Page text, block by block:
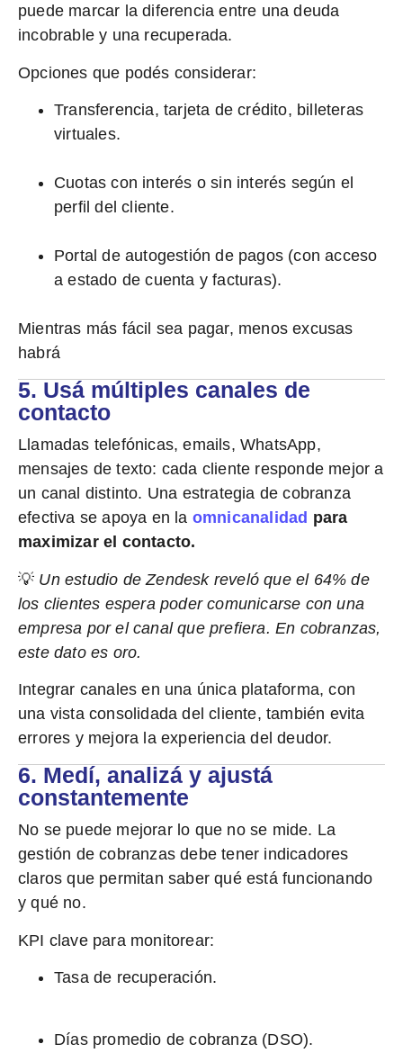
puede marcar la diferencia entre una deuda
incobrable y una recuperada.
Opciones que podés considerar:
Transferencia, tarjeta de crédito, billeteras
virtuales.
Cuotas con interés o sin interés según el
perfil del cliente.
Portal de autogestión de pagos (con acceso
a estado de cuenta y facturas).
Mientras más fácil sea pagar, menos excusas
habrá
5. Usá múltiples canales de
contacto
Llamadas telefónicas, emails, WhatsApp,
mensajes de texto: cada cliente responde mejor a
un canal distinto. Una estrategia de cobranza
efectiva se apoya en la omnicanalidad para
maximizar el contacto.
💡 Un estudio de Zendesk reveló que el 64% de
los clientes espera poder comunicarse con una
empresa por el canal que prefiera. En cobranzas,
este dato es oro.
Integrar canales en una única plataforma, con
una vista consolidada del cliente, también evita
errores y mejora la experiencia del deudor.
6. Medí, analizá y ajustá
constantemente
No se puede mejorar lo que no se mide. La
gestión de cobranzas debe tener indicadores
claros que permitan saber qué está funcionando
y qué no.
KPI clave para monitorear:
Tasa de recuperación.
Días promedio de cobranza (DSO).